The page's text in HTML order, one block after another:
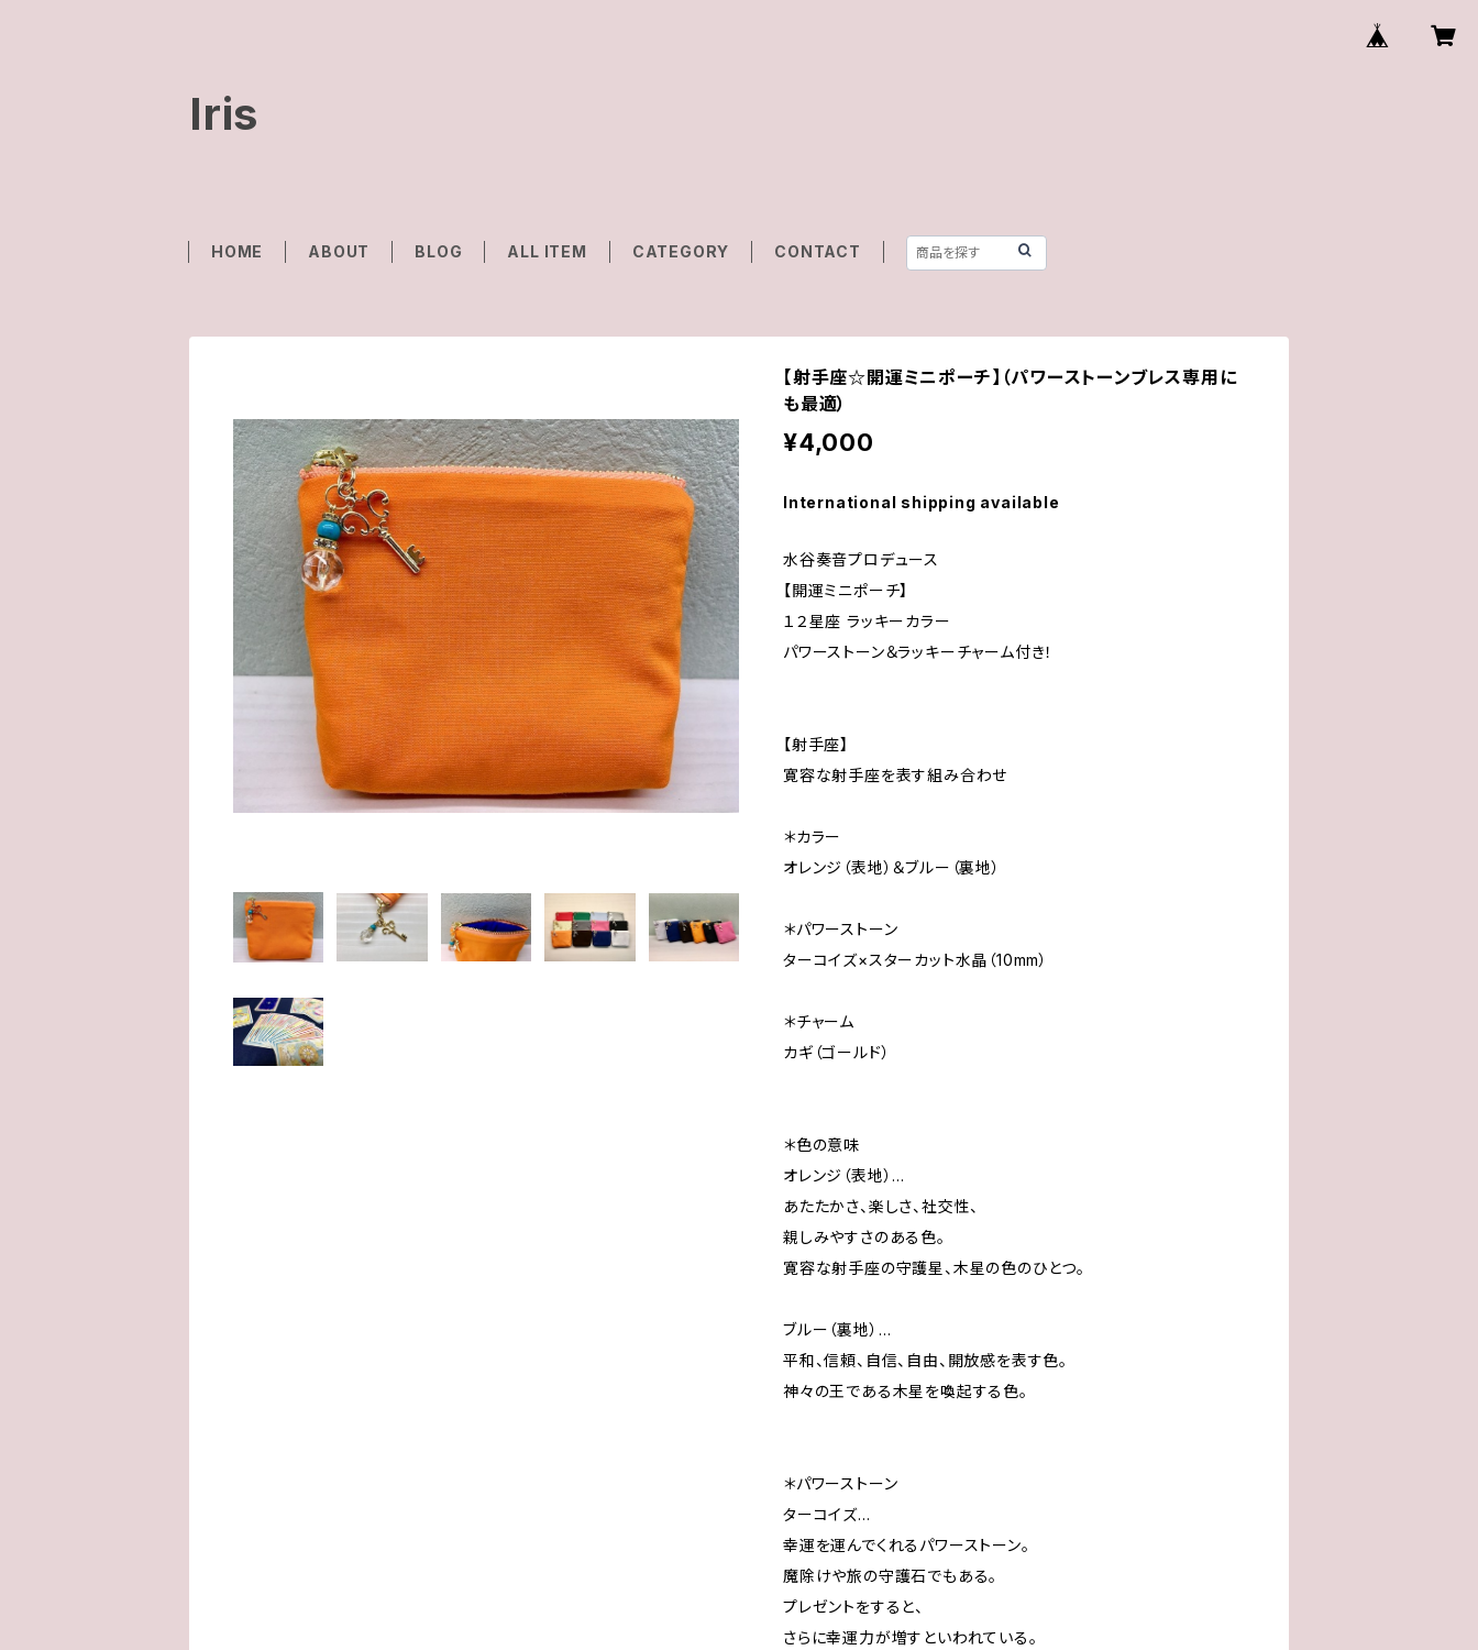
Iris
HOME ABOUT BLOG ALL ITEM CATEGORY CONTACT
【射手座☆開運ミニポーチ】（パワーストーンブレス専用に
も最適）
¥4,000
International shipping available
水谷奏音プロデュース
【開運ミニポーチ】
１２星座 ラッキーカラー
パワーストーン＆ラッキーチャーム付き！
【射手座】
寛容な射手座を表す組み合わせ
＊カラー
オレンジ（表地）＆ブルー（裏地）
＊パワーストーン
ターコイズ×スターカット水晶（10mm）
＊チャーム
カギ（ゴールド）
＊色の意味
オレンジ（表地）…
あたたかさ、楽しさ、社交性、
親しみやすさのある色。
寛容な射手座の守護星、木星の色のひとつ。
ブルー（裏地）…
平和、信頼、自信、自由、開放感を表す色。
神々の王である木星を喚起する色。
＊パワーストーン
ターコイズ…
幸運を運んでくれるパワーストーン。
魔除けや旅の守護石でもある。
プレゼントをすると、
さらに幸運力が増すといわれている。